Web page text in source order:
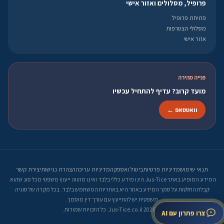
פרופיל, מסלולים ואזור אישי
פתיחת פרופיל
מסלולי הצטרפות
אזור אישי
פנייה מהירה
מועד קרוב? עדיף להתחיל עכשיו
וואטסאפ ←
תנאי שימושמדיניות פרטיותביטול ואספקהמדיניות עריכההצהרת נגישותיצירת קשר
המידע המופיע באתר Jus-Tice הינו מידע כללי בלבד ואינו מהווה ייעוץ משפטי מכל סוג שהוא.
קבלת החלטות על סמך המידע באתר היא באחריות המשתמש בלבד. בכל מקרה של סוגיה
משפטית יש להתייעץ עם עורך דין מוסמך.
© 2026 Jus-Tice.co.il. כל הזכויות שמורות.
צרו פתרון עם AI